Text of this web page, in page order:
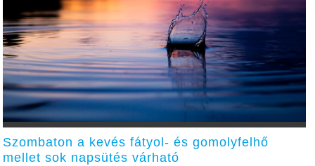
Szombaton a kevés fátyol- és gomolyfelhő
mellet sok napsütés várható